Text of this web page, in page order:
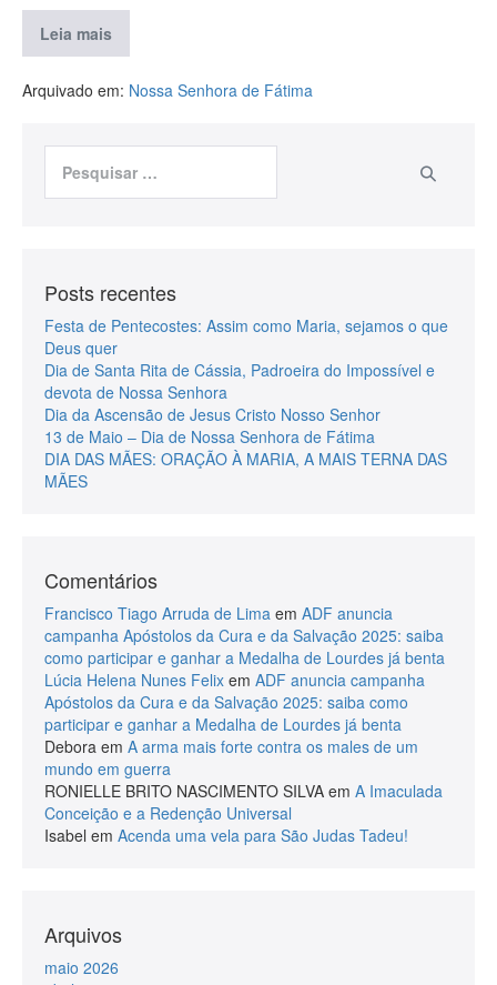
Leia mais
Arquivado em: Nossa Senhora de Fátima
Posts recentes
Festa de Pentecostes: Assim como Maria, sejamos o que
Deus quer
Dia de Santa Rita de Cássia, Padroeira do Impossível e
devota de Nossa Senhora
Dia da Ascensão de Jesus Cristo Nosso Senhor
13 de Maio – Dia de Nossa Senhora de Fátima
DIA DAS MÃES: ORAÇÃO À MARIA, A MAIS TERNA DAS
MÃES
Comentários
Francisco Tiago Arruda de Lima em ADF anuncia
campanha Apóstolos da Cura e da Salvação 2025: saiba
como participar e ganhar a Medalha de Lourdes já benta
Lúcia Helena Nunes Felix em ADF anuncia campanha
Apóstolos da Cura e da Salvação 2025: saiba como
participar e ganhar a Medalha de Lourdes já benta
Debora em A arma mais forte contra os males de um
mundo em guerra
RONIELLE BRITO NASCIMENTO SILVA em A Imaculada
Conceição e a Redenção Universal
Isabel em Acenda uma vela para São Judas Tadeu!
Arquivos
maio 2026